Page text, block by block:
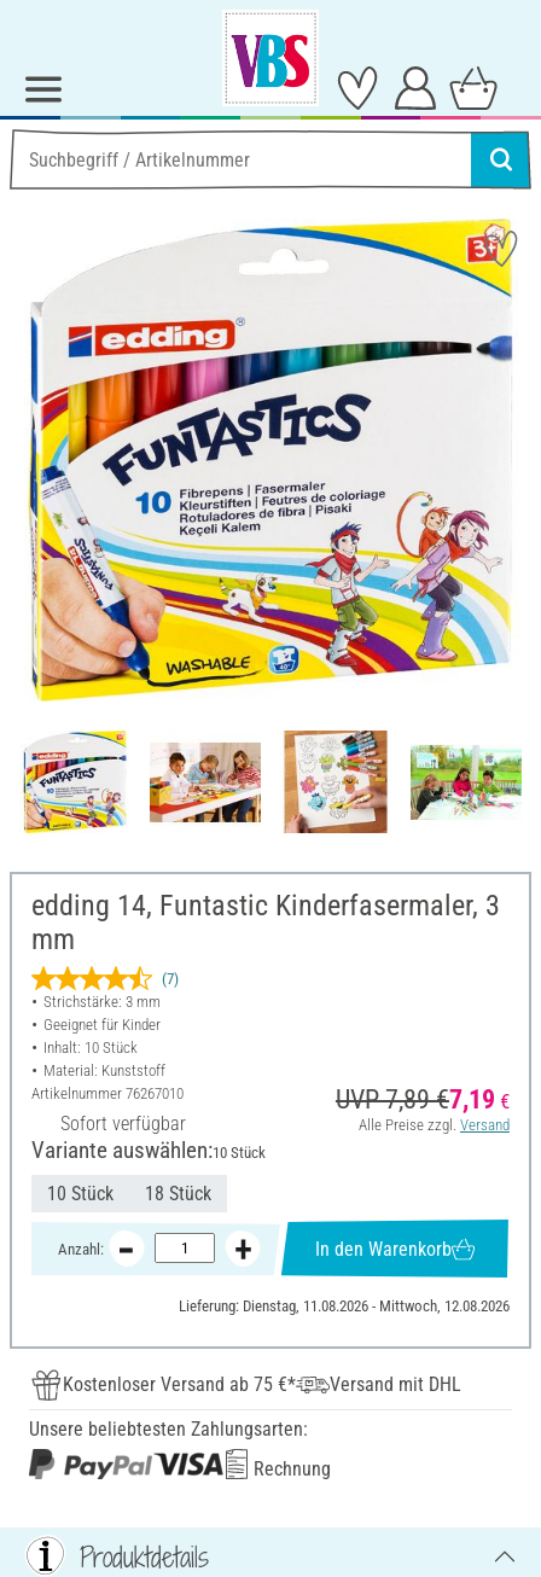
edding 14, Funtastic Kinderfasermaler, 3
mm
(7)
Strichstärke: 3 mm
Geeignet für Kinder
Inhalt: 10 Stück
Material: Kunststoff
Artikelnummer 76267010
Sofort verfügbar
UVP 7,89 €7,19 €
Alle Preise zzgl. Versand
Variante auswählen:10 Stück
10 Stück 18 Stück
Anzahl: In den Warenkorb
Lieferung: Dienstag, 11.08.2026 - Mittwoch, 12.08.2026
Kostenloser Versand ab 75 €*
Versand mit DHL
Unsere beliebtesten Zahlungsarten:
Rechnung
Produktdetails